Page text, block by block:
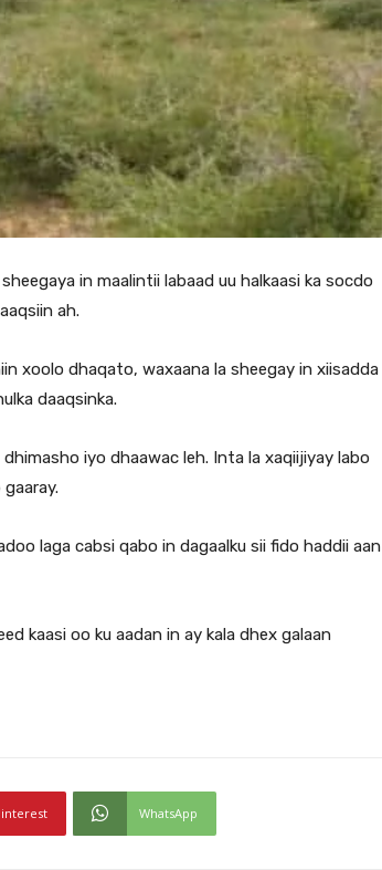
in maalintii labaad uu halkaasi ka socdo
ah.
xoolo dhaqato, waxaana la sheegay in xiisadda
daaqsinka.
iyo dhaawac leh. Inta la xaqiijiyay labo
laga cabsi qabo in dagaalku sii fido haddii aan
kaasi oo ku aadan in ay kala dhex galaan
WhatsApp